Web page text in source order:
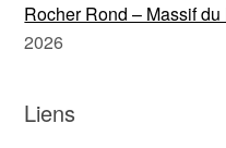
Rocher Rond – Massif
2026
Liens